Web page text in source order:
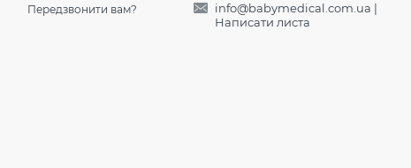
Передзвонити вам?
info@babymedical.com.ua |
Написати листа